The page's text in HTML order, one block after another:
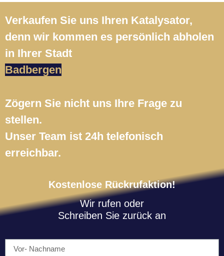
Verkaufen Sie uns Ihren Katalysator,
denn wir kommen es persönlich abholen
in Ihrer Stadt
Badbergen
Zögern Sie nicht uns Ihre Frage zu
stellen.
Unser Team ist 24h telefonisch
erreichbar.
Kostenlose Rückrufaktion!
Wir rufen oder
Schreiben Sie zurück an